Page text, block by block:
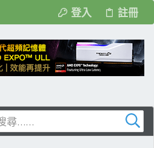
登入 註冊